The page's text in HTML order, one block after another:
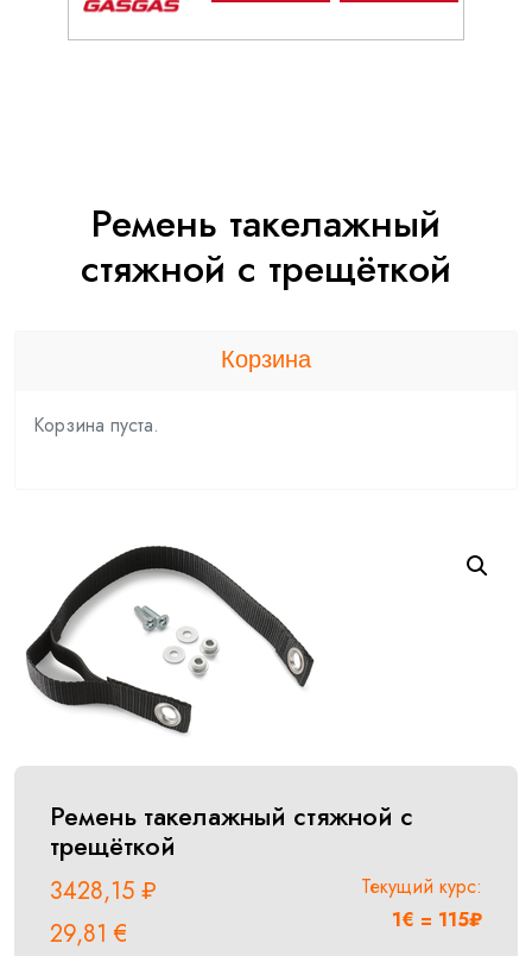
Ремень такелажный
стяжной с трещёткой
Ремень такелажный стяжной с
трещёткой
3428,15 ₽
29,81€
Текущий курс:
1€ = 115₽
Корзина
Корзина пуста.